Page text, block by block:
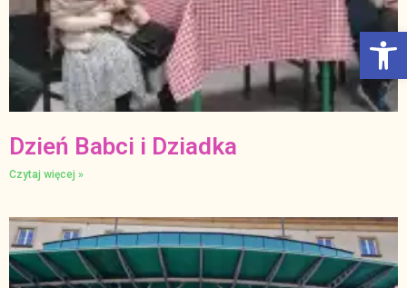
Otwórz Pasek narzędzi
Dzień Babci i Dziadka
Czytaj więcej »